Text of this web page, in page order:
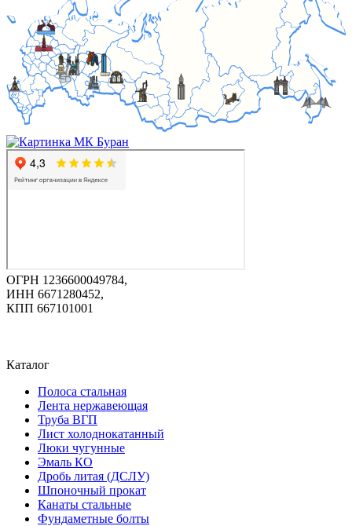
ОГРН 1236600049784,
ИНН 6671280452,
КПП 667101001
Каталог
Полоса стальная
Лента нержавеющая
Труба ВГП
Лист холоднокатанный
Люки чугунные
Эмаль КО
Дробь литая (ДСЛУ)
Шпоночный прокат
Канаты стальные
Фундаметные болты